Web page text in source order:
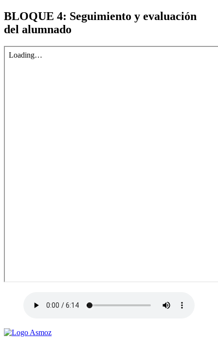
BLOQUE 4: Seguimiento y evaluación
del alumnado